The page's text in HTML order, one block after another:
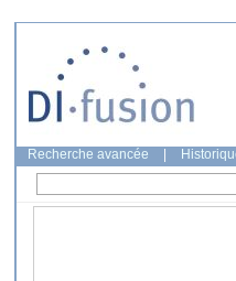
Recherche avancée